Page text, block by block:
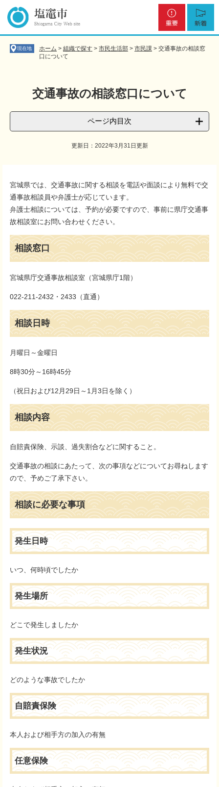
の
ー
現在地 ホーム > 組織で探す > 市民生活部 > 市民課 > 交通事故の相談窓
口について
交通事故の相談窓口について
ページ内目次
更新日：2022年3月31日更新
宮城県では、交通事故に関する相談を電話や面談により無料で交
通事故相談員や弁護士が応じています。
弁護士相談については、予約が必要ですので、事前に県庁交通事
故相談室にお問い合わせください。
相談窓口
宮城県庁交通事故相談室（宮城県庁1階）
022-211-2432・2433（直通）
相談日時
月曜日～金曜日
8時30分～16時45分
（祝日および12月29日～1月3日を除く）
相談内容
自賠責保険、示談、過失割合などに関すること。
交通事故の相談にあたって、次の事項などについてお尋ねします
ので、予めご了承下さい。
相談に必要な事項
発生日時
いつ、何時頃でしたか
発生場所
どこで発生しましたか
発生状況
どのような事故でしたか
自賠責保険
本人および相手方の加入の有無
任意保険